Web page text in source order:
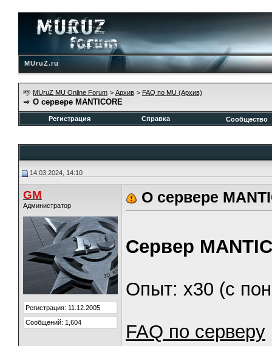
MUruZ.ru
MUruZ MU Online Forum > Архив > FAQ по MU (Архив)
О сервере MANTICORE
Регистрация Справка Сообщество
14.03.2024, 14:10
GM
Администратор
Регистрация: 11.12.2005
Сообщений: 1,604
О сервере
Сервер
Опыт: х30 (с
FAQ по серверу